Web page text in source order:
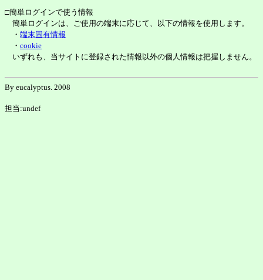
□簡単ログインで使う情報
簡単ログインは、ご使用の端末に応じて、以下の情報を使用します。
・ 端末固有情報
・ cookie
いずれも、当サイトに登録された情報以外の個人情報は把握しません。
By eucalyptus. 2008
担当:undef